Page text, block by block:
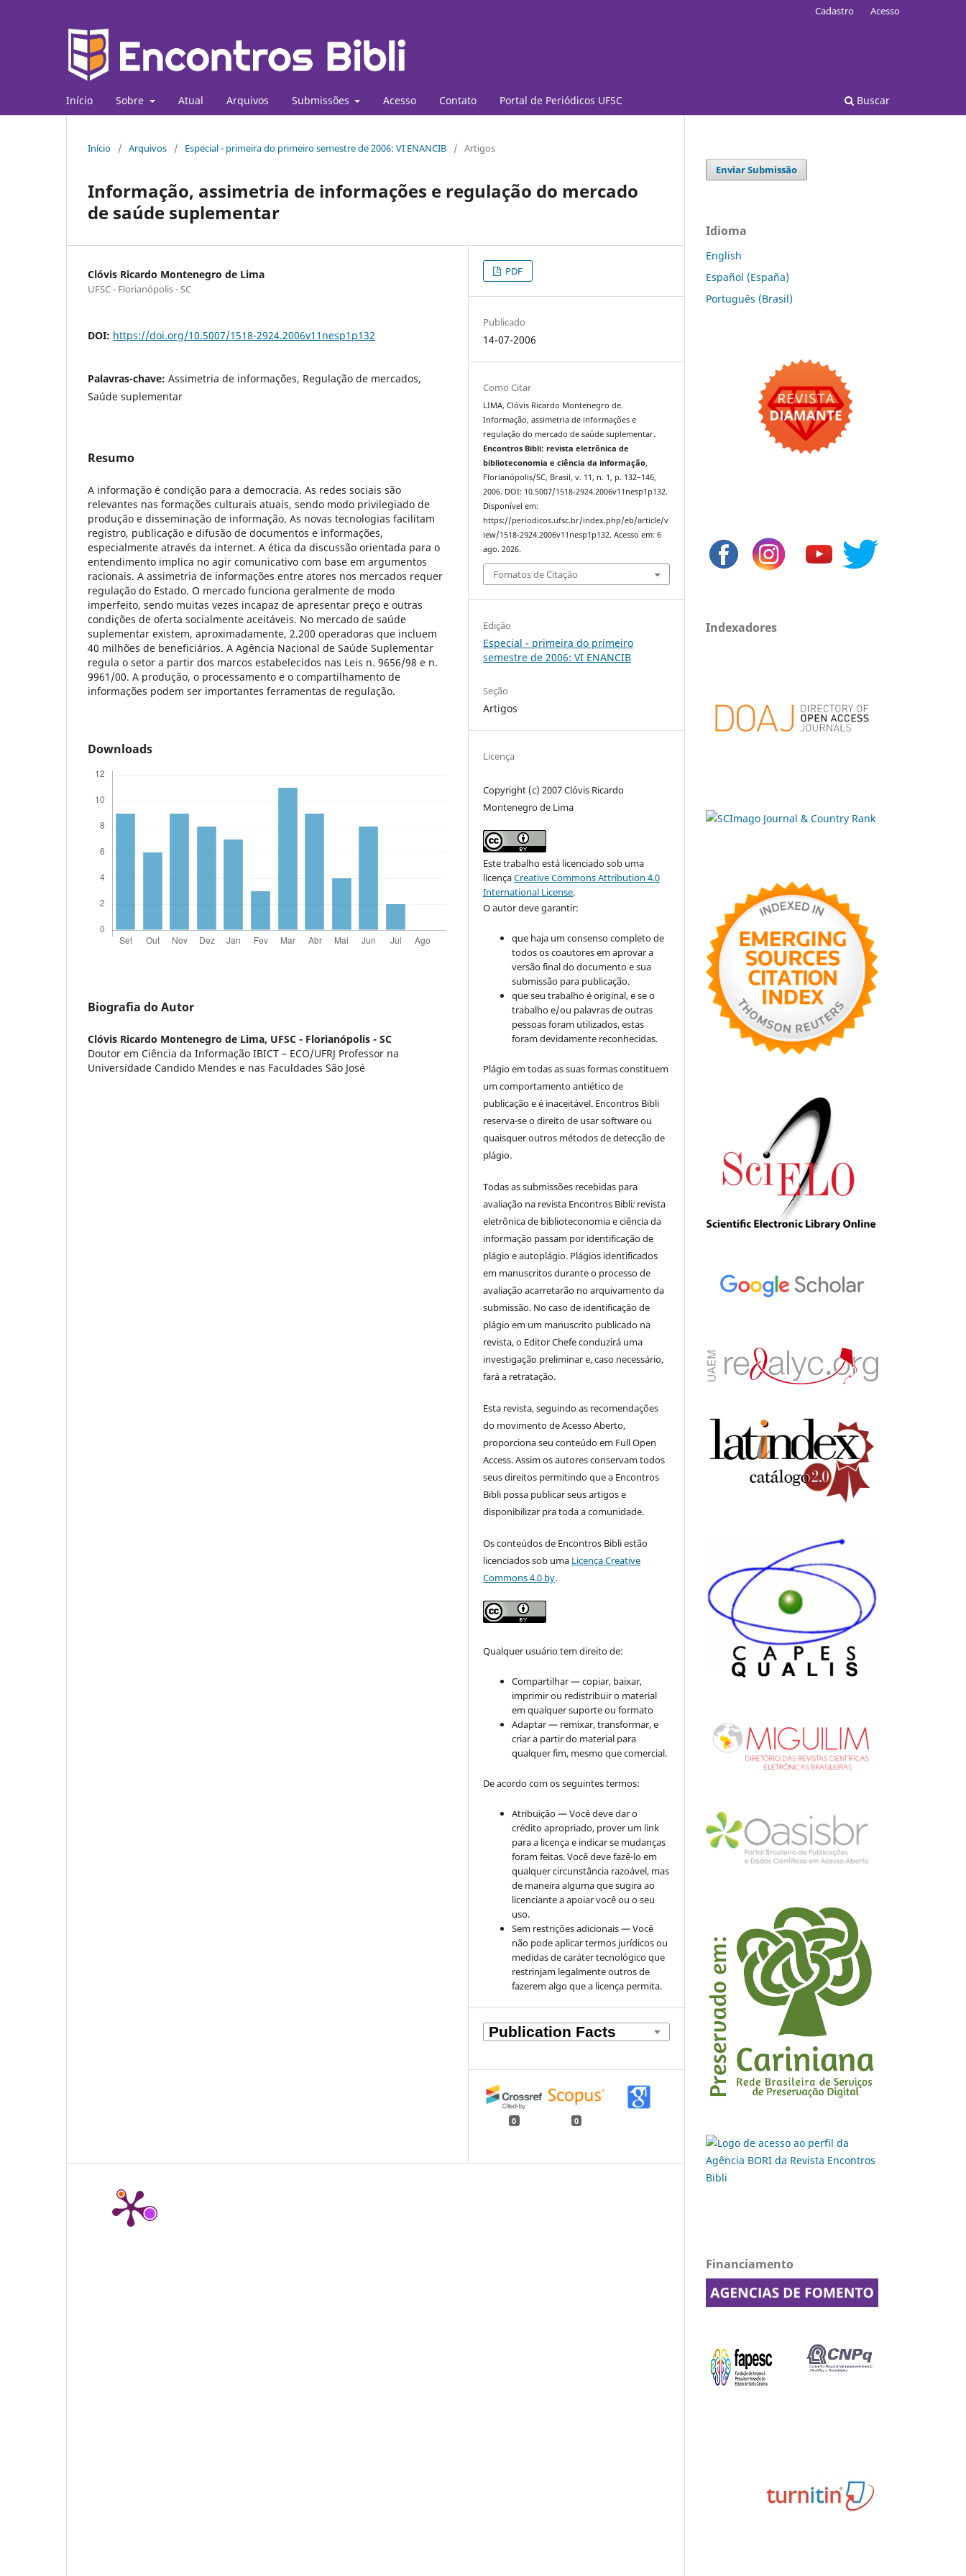
Início Sobre Atual Arquivos Submissões Acesso Contato Portal de Periódicos UFSC Buscar
Cadastro Acesso
Início / Arquivos / Especial - primeira do primeiro semestre de 2006: VI ENANCIB / Artigos
Informação, assimetria de informações e regulação do mercado
de saúde suplementar
Clóvis Ricardo Montenegro de Lima
UFSC - Florianópolis - SC
DOI: https://doi.org/10.5007/1518-2924.2006v11nesp1p132
Palavras-chave: Assimetria de informações, Regulação de mercados,
Saúde suplementar
Resumo
A informação é condição para a democracia. As redes sociais são
relevantes nas formações culturais atuais, sendo modo privilegiado de
produção e disseminação de informação. As novas tecnologias facilitam
registro, publicação e difusão de documentos e informações,
especialmente através da internet. A ética da discussão orientada para o
entendimento implica no agir comunicativo com base em argumentos
racionais. A assimetria de informações entre atores nos mercados requer
regulação do Estado. O mercado funciona geralmente de modo
imperfeito, sendo muitas vezes incapaz de apresentar preço e outras
condições de oferta socialmente aceitáveis. No mercado de saúde
suplementar existem, aproximadamente, 2.200 operadoras que incluem
40 milhões de beneficiários. A Agência Nacional de Saúde Suplementar
regula o setor a partir dos marcos estabelecidos nas Leis n. 9656/98 e n.
9961/00. A produção, o processamento e o compartilhamento de
informações podem ser importantes ferramentas de regulação.
Downloads
Biografia do Autor
Clóvis Ricardo Montenegro de Lima, UFSC - Florianópolis - SC
Doutor em Ciência da Informação IBICT – ECO/UFRJ Professor na
Universidade Candido Mendes e nas Faculdades São José
PDF
Publicado
14-07-2006
Como Citar
LIMA, Clóvis Ricardo Montenegro de.
Informação, assimetria de informações e
regulação do mercado de saúde suplementar.
Encontros Bibli: revista eletrônica de
biblioteconomia e ciência da informação,
Florianópolis/SC, Brasil, v. 11, n. 1, p. 132–146,
2006. DOI: 10.5007/1518-2924.2006v11nesp1p132.
Disponível em:
https://periodicos.ufsc.br/index.php/eb/article/v
iew/1518-2924.2006v11nesp1p132. Acesso em: 6
ago. 2026.
Fomatos de Citação
Edição
Especial - primeira do primeiro
semestre de 2006: VI ENANCIB
Seção
Artigos
Licença
Copyright (c) 2007 Clóvis Ricardo
Montenegro de Lima
Este trabalho está licenciado sob uma
licençaCreative Commons Attribution 4.0
International License.
O autor deve garantir:
que haja um consenso completo de
todos os coautores em aprovar a
versão final do documento e sua
submissão para publicação.
que seu trabalho é original, e se o
trabalho e/ou palavras de outras
pessoas foram utilizados, estas
foram devidamente reconhecidas.
Plágio em todas as suas formas constituem
um comportamento antiético de
publicação e é inaceitável. Encontros Bibli
reserva-se o direito de usar software ou
quaisquer outros métodos de detecção de
plágio.
Todas as submissões recebidas para
avaliação na revista Encontros Bibli: revista
eletrônica de biblioteconomia e ciência da
informação passam por identificação de
plágio e autoplágio. Plágios identificados
em manuscritos durante o processo de
avaliação acarretarão no arquivamento da
submissão. No caso de identificação de
plágio em um manuscrito publicado na
revista, o Editor Chefe conduzirá uma
investigação preliminar e, caso necessário,
fará a retratação.
Esta revista, seguindo as recomendações
do movimento de Acesso Aberto,
proporciona seu conteúdo em Full Open
Access. Assim os autores conservam todos
seus direitos permitindo que a Encontros
Bibli possa publicar seus artigos e
disponibilizar pra toda a comunidade.
Os conteúdos de Encontros Bibli estão
licenciados sob uma Licença Creative
Commons 4.0 by.
Qualquer usuário tem direito de:
Compartilhar — copiar, baixar,
imprimir ou redistribuir o material
em qualquer suporte ou formato
Adaptar — remixar, transformar, e
criar a partir do material para
qualquer fim, mesmo que comercial.
De acordo com os seguintes termos:
Atribuição — Você deve dar o
crédito apropriado, prover um link
para a licença e indicar se mudanças
foram feitas. Você deve fazê-lo em
qualquer circunstância razoável, mas
de maneira alguma que sugira ao
licenciante a apoiar você ou o seu
uso.
Sem restrições adicionais — Você
não pode aplicar termos jurídicos ou
medidas de caráter tecnológico que
restrinjam legalmente outros de
fazerem algo que a licença permita.
0 0
Enviar Submissão
Idioma
English
Español (España)
Português (Brasil)
Indexadores
Financiamento